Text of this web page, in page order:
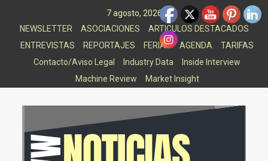
7 agosto, 2026
NEWSLETTER
ASOCIACIONES
ARTICULOS DESTACADOS
ENTREVISTAS
REPORTAJES FERIAS AGENDA
TARIFAS
Contacto/Aviso Legal
Industry Data
Inside Interview
Machine Review
Market Insight